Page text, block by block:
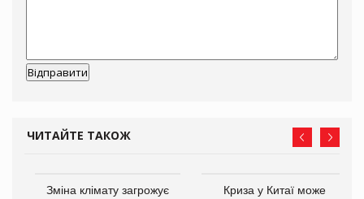
ЧИТАЙТЕ ТАКОЖ
Зміна клімату загрожує
Криза у Китаї може